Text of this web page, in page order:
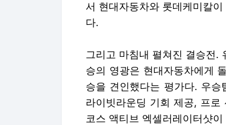
서 현대자동차와 롯데케미칼
다.
그리고 마침내 펼쳐진 결승전.
승의 영광은 현대자동차에게
승을 견인했다는 평가다. 우
라이빗라운딩 기회 제공, 프
코스 액티브 엑셀러레이터샷